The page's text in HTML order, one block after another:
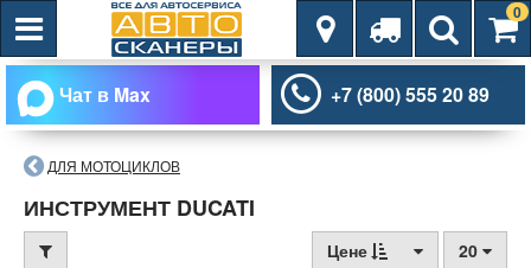
0
Чат в Max +7 (800) 555 20 89
ДЛЯ МОТОЦИКЛОВ
ИНСТРУМЕНТ DUCATI
Цене 20